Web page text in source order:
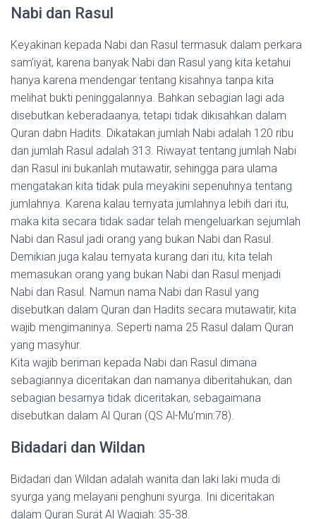
Nabi dan Rasul
Keyakinan kepada Nabi dan Rasul termasuk dalam perkara
sam’iyat, karena banyak Nabi dan Rasul yang kita ketahui
hanya karena mendengar tentang kisahnya tanpa kita
melihat bukti peninggalannya. Bahkan sebagian lagi ada
disebutkan keberadaanya, tetapi tidak dikisahkan dalam
Quran dabn Hadits. Dikatakan jumlah Nabi adalah 120 ribu
dan jumlah Rasul adalah 313. Riwayat tentang jumlah Nabi
dan Rasul ini bukanlah mutawatir, sehingga para ulama
mengatakan kita tidak pula meyakini sepenuhnya tentang
jumlahnya. Karena kalau ternyata jumlahnya lebih dari itu,
maka kita secara tidak sadar telah mengeluarkan sejumlah
Nabi dan Rasul jadi orang yang bukan Nabi dan Rasul.
Demikian juga kalau ternyata kurang dari itu, kita telah
memasukan orang yang bukan Nabi dan Rasul menjadi
Nabi dan Rasul. Namun nama Nabi dan Rasul yang
disebutkan dalam Quran dan Hadits secara mutawatir, kita
wajib mengimaninya. Seperti nama 25 Rasul dalam Quran
yang masyhur.
Kita wajib beriman kepada Nabi dan Rasul dimana
sebagiannya diceritakan dan namanya diberitahukan, dan
sebagian besarnya tidak diceritakan, sebagaimana
disebutkan dalam Al Quran (QS Al-Mu’min:78).
Bidadari dan Wildan
Bidadari dan Wildan adalah wanita dan laki laki muda di
syurga yang melayani penghuni syurga. Ini diceritakan
dalam Quran Surat Al Waqiah: 35-38.